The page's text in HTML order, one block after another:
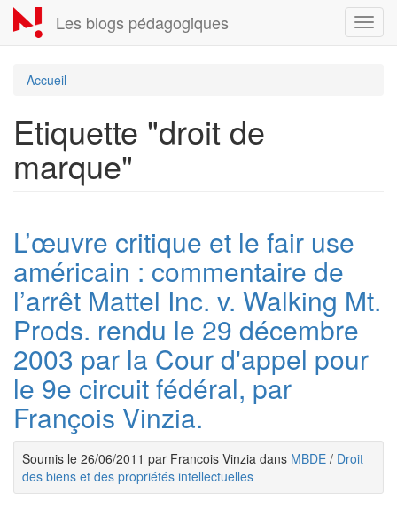
Aller
au
contenu
Les blogs pédagogiques
Accueil
Etiquette "droit de
marque"
L’œuvre critique et le fair use
américain : commentaire de
l’arrêt Mattel Inc. v. Walking Mt.
Prods. rendu le 29 décembre
2003 par la Cour d'appel pour
le 9e circuit fédéral, par
François Vinzia.
Soumis le 26/06/2011 par Francois Vinzia dans MBDE / Droit
des biens et des propriétés intellectuelles